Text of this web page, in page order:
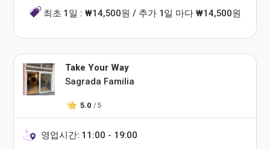
최초 1일 : ₩14,500원 / 추가 1일 마다 ₩14,500원
Take Your Way
Sagrada Familia
5.0 / 5
영업시간: 11:00 - 19:00